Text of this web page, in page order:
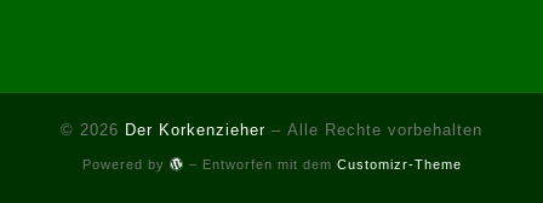
© 2026 Der Korkenzieher – Alle Rechte vorbehalten
Powered by – Entworfen mit dem Customizr-Theme